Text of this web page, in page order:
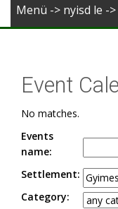
Deutsch
Menü -> nyisd le ->
Event
No matches.
Events
name:
Settlement:
Category: